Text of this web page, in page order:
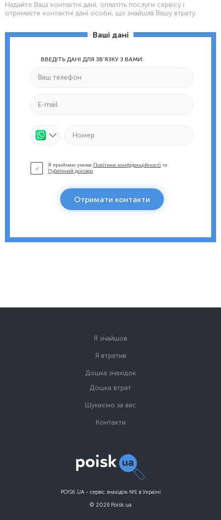
Надайте Ваші контактнi дані, оплатіть послуги сервісу і
отримаєте контактні дані особи, що знайшла Вашу втрату.
Ваші дані
ВВЕДІТЬ ДАНІ ДЛЯ ЗВ'ЯЗКУ З ВАМИ:
Я приймаю умови Політики конфіденційності та
Публічний договір
Отримати контакти
POISK.UA - сервіс знахідок №1 в Україні
© 2026 Poisk.ua
Я знайшов
Я втратив
Дошка знахідок
Дошка втрат
Шукаємо за вас
Контакти